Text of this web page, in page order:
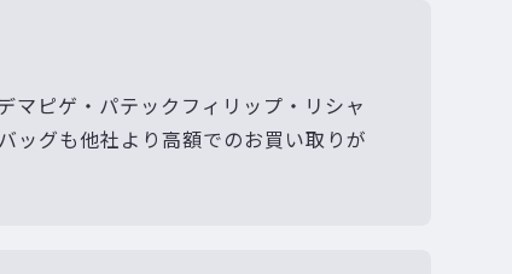
マピゲ・パテックフィリップ・リシャ
ッグも他社より高額でのお買い取りが